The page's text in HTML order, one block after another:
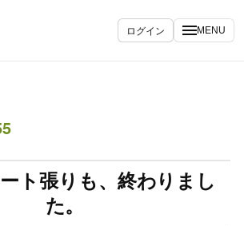
ログイン MENU
ト張りも、終わりまし
た。